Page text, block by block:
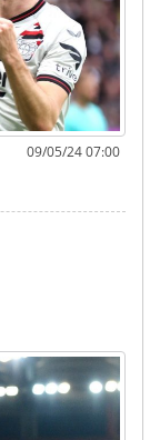
09/05/24 07:00